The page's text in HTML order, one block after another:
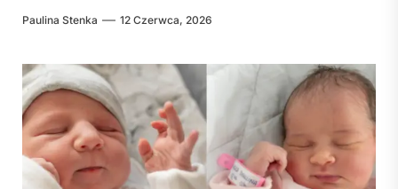
Paulina Stenka 12 Czerwca, 2026